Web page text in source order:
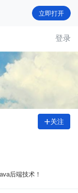
立即打开
登录
关注
后端技术！